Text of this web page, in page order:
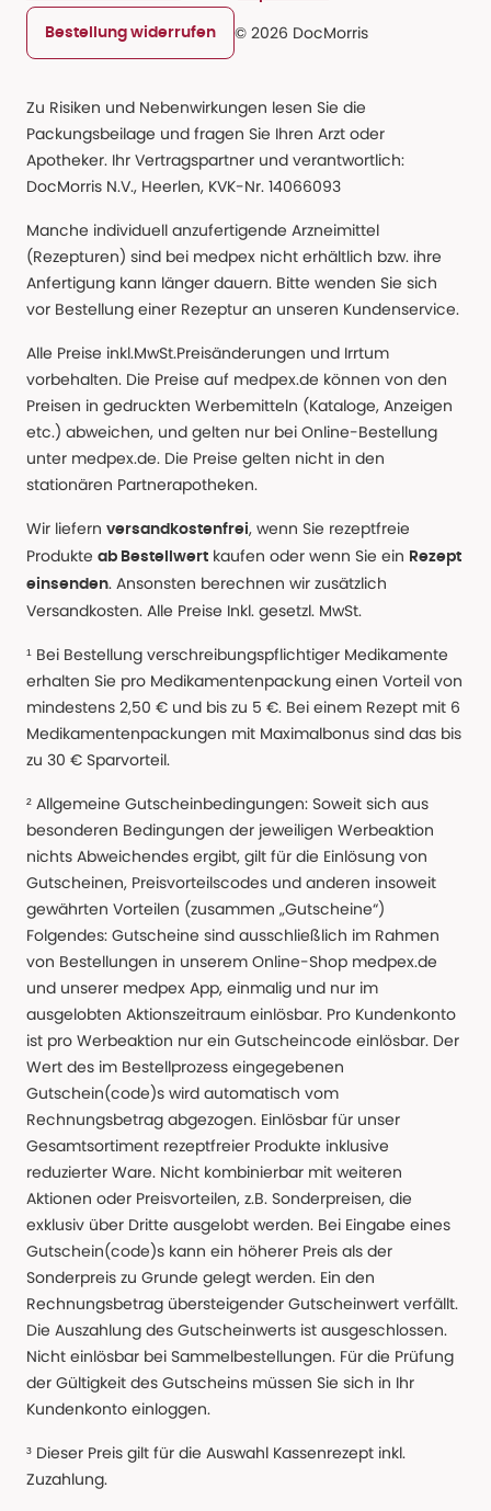
Bestellung widerrufen © 2026 DocMorris
Zu Risiken und Nebenwirkungen lesen Sie die
Packungsbeilage und fragen Sie Ihren Arzt oder
Apotheker. Ihr Vertragspartner und verantwortlich:
DocMorris N.V., Heerlen, KVK-Nr. 14066093
Manche individuell anzufertigende Arzneimittel
(Rezepturen) sind bei medpex nicht erhältlich bzw. ihre
Anfertigung kann länger dauern. Bitte wenden Sie sich
vor Bestellung einer Rezeptur an unseren Kundenservice.
Alle Preise inkl.MwSt.Preisänderungen und Irrtum
vorbehalten. Die Preise auf medpex.de können von den
Preisen in gedruckten Werbemitteln (Kataloge, Anzeigen
etc.) abweichen, und gelten nur bei Online-Bestellung
unter medpex.de. Die Preise gelten nicht in den
stationären Partnerapotheken.
Wir liefern versandkostenfrei, wenn Sie rezeptfreie
Produkte ab Bestellwert kaufen oder wenn Sie ein Rezept
einsenden. Ansonsten berechnen wir zusätzlich
Versandkosten. Alle Preise Inkl. gesetzl. MwSt.
¹ Bei Bestellung verschreibungspflichtiger Medikamente
erhalten Sie pro Medikamentenpackung einen Vorteil von
mindestens 2,50 € und bis zu 5 €. Bei einem Rezept mit 6
Medikamentenpackungen mit Maximalbonus sind das bis
zu 30 € Sparvorteil.
² Allgemeine Gutscheinbedingungen: Soweit sich aus
besonderen Bedingungen der jeweiligen Werbeaktion
nichts Abweichendes ergibt, gilt für die Einlösung von
Gutscheinen, Preisvorteilscodes und anderen insoweit
gewährten Vorteilen (zusammen „Gutscheine“)
Folgendes: Gutscheine sind ausschließlich im Rahmen
von Bestellungen in unserem Online-Shop medpex.de
und unserer medpex App, einmalig und nur im
ausgelobten Aktionszeitraum einlösbar. Pro Kundenkonto
ist pro Werbeaktion nur ein Gutscheincode einlösbar. Der
Wert des im Bestellprozess eingegebenen
Gutschein(code)s wird automatisch vom
Rechnungsbetrag abgezogen. Einlösbar für unser
Gesamtsortiment rezeptfreier Produkte inklusive
reduzierter Ware. Nicht kombinierbar mit weiteren
Aktionen oder Preisvorteilen, z.B. Sonderpreisen, die
exklusiv über Dritte ausgelobt werden. Bei Eingabe eines
Gutschein(code)s kann ein höherer Preis als der
Sonderpreis zu Grunde gelegt werden. Ein den
Rechnungsbetrag übersteigender Gutscheinwert verfällt.
Die Auszahlung des Gutscheinwerts ist ausgeschlossen.
Nicht einlösbar bei Sammelbestellungen. Für die Prüfung
der Gültigkeit des Gutscheins müssen Sie sich in Ihr
Kundenkonto einloggen.
³ Dieser Preis gilt für die Auswahl Kassenrezept inkl.
Zuzahlung.